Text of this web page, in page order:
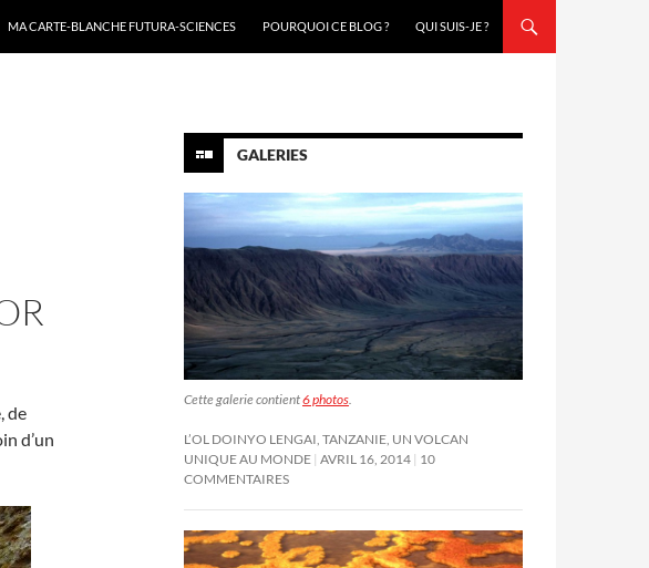
MA CARTE-BLANCHE FUTURA-SCIENCES
POURQUOI CE BLOG ? QUI SUIS-JE ?
de
d’un
GALERIES
Cette galerie contient6 photos.
L’OL DOINYO LENGAI, TANZANIE, UN VOLCAN
UNIQUE AU MONDE AVRIL 16, 2014 10
COMMENTAIRES